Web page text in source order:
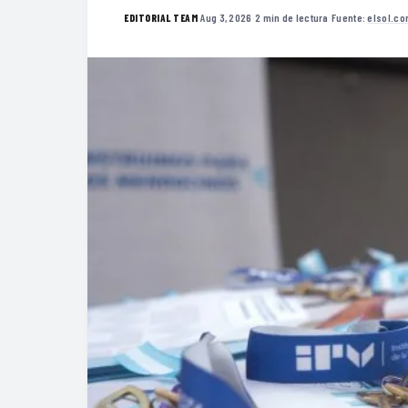
EDITORIAL TEAM·Aug 3, 2026 ·2 min de lectura ·Fuente: